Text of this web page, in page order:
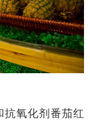
氧化剂番茄红